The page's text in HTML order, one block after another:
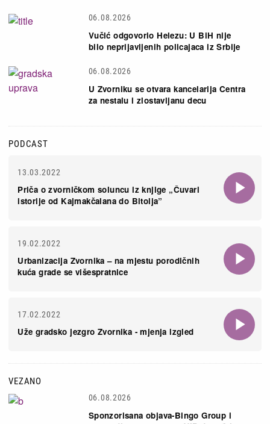
06.08.2026
Vučić odgovorio Helezu: U BiH nije
bilo neprijavljenih policajaca iz Srbije
06.08.2026
U Zvorniku se otvara kancelarija Centra
za nestalu i zlostavljanu decu
PODCAST
13.03.2022
Priča o zvorničkom soluncu iz knjige „Čuvari
istorije od Kajmakčalana do Bitolja”
19.02.2022
Urbanizacija Zvornika – na mjestu porodičnih
kuća grade se višespratnice
17.02.2022
Uže gradsko jezgro Zvornika - mjenja izgled
VEZANO
06.08.2026
Sponzorisana objava-Bingo Group i